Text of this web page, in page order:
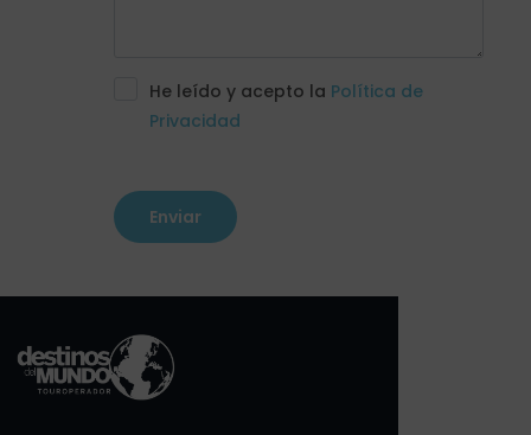
He leído y acepto la Política de
Privacidad